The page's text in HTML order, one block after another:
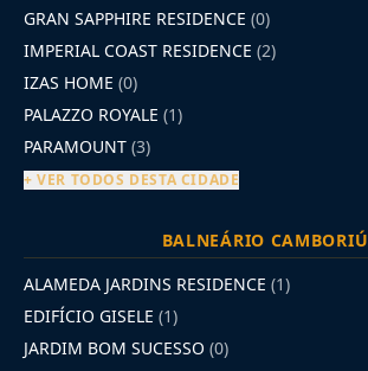
GRAN SAPPHIRE RESIDENCE (0)
IMPERIAL COAST RESIDENCE (2)
IZAS HOME (0)
PALAZZO ROYALE (1)
PARAMOUNT (3)
+ VER TODOS DESTA CIDADE
BALNEÁRIO CAMBORIÚ
ALAMEDA JARDINS RESIDENCE (1)
EDIFÍCIO GISELE (1)
JARDIM BOM SUCESSO (0)